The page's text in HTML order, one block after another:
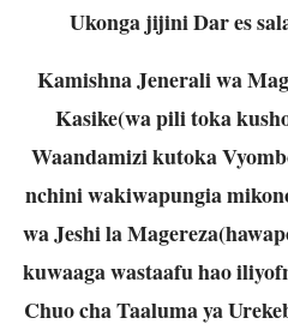
Ukonga jijini Dar es
Kamishna Jenerali wa
Kasike(wa pili toka
Waandamizi kutoka
nchini wakiwapungia
wa Jeshi la
kuwaaga wastaafu hao
Chuo cha Taaluma ya